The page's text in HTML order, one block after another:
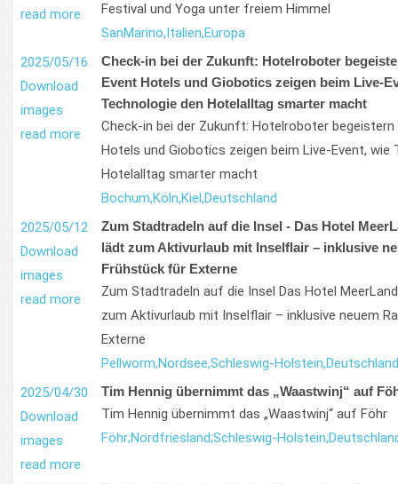
read more
Festival und Yoga unter freiem Himmel
SanMarino,Italien,Europa
2025/05/16
Download
images
read more
Check-in bei der Zukunft: Hotelroboter
Event Hotels und Giobotics zeigen beim Live-
Technologie den Hotelalltag smarter macht
Check-in bei der Zukunft: Hotelroboter begeistern
Hotels und Giobotics zeigen beim Live-Event, wie
Hotelalltag smarter macht
Bochum,Köln,Kiel,Deutschland
2025/05/12
Download
images
read more
Zum Stadtradeln auf die Insel - Das Hotel
lädt zum Aktivurlaub mit Inselflair – inklusive
Frühstück für Externe
Zum Stadtradeln auf die Insel Das Hotel
zum Aktivurlaub mit Inselflair – inklusive neuem
Externe
Pellworm,Nordsee,Schleswig-Holstein,Deutschland
2025/04/30
Download
images
read more
Tim Hennig übernimmt das „Waastwinj“ auf
Tim Hennig übernimmt das „Waastwinj“ auf Föhr
Föhr;Nordfriesland;Schleswig-Holstein;